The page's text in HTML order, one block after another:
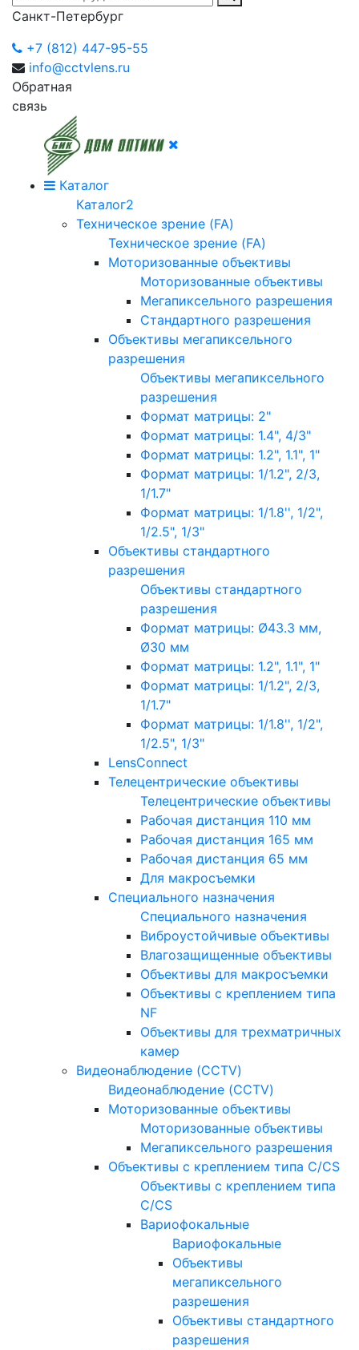
Санкт-Петербург
+7 (812) 447-95-55
info@cctvlens.ru
Обратная
связь
Каталог
Каталог2
Техническое зрение (FA)
Техническое зрение (FA)
Моторизованные объективы
Моторизованные объективы
Мегапиксельного разрешения
Стандартного разрешения
Объективы мегапиксельного
разрешения
Объективы мегапиксельного
разрешения
Формат матрицы: 2"
Формат матрицы: 1.4", 4/3"
Формат матрицы: 1.2", 1.1", 1"
Формат матрицы: 1/1.2", 2/3,
1/1.7"
Формат матрицы: 1/1.8'', 1/2",
1/2.5", 1/3"
Объективы стандартного
разрешения
Объективы стандартного
разрешения
Формат матрицы: Ø43.3 мм,
Ø30 мм
Формат матрицы: 1.2", 1.1", 1"
Формат матрицы: 1/1.2", 2/3,
1/1.7"
Формат матрицы: 1/1.8'', 1/2",
1/2.5", 1/3"
LensConnect
Телецентрические объективы
Телецентрические объективы
Рабочая дистанция 110 мм
Рабочая дистанция 165 мм
Рабочая дистанция 65 мм
Для макросъемки
Специального назначения
Специального назначения
Виброустойчивые объективы
Влагозащищенные объективы
Объективы для макросъемки
Объективы с креплением типа
NF
Объективы для трехматричных
камер
Видеонаблюдение (CCTV)
Видеонаблюдение (CCTV)
Моторизованные объективы
Моторизованные объективы
Мегапиксельного разрешения
Объективы с креплением типа C/CS
Объективы с креплением типа
C/CS
Вариофокальные
Вариофокальные
Объективы
мегапиксельного
разрешения
Объективы стандартного
разрешения